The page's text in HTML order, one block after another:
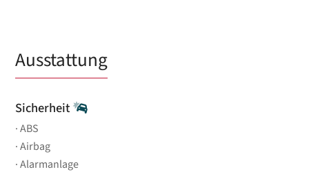
Ausstattung
Sicherheit
ABS
Airbag
Alarmanlage